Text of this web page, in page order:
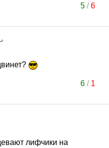
5/6
6/ 1
лифчики на